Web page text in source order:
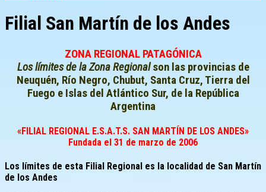
Filial San Martín de los Andes
ZONA REGIONAL PATAGÓNICA
Los límites de la Zona Regionalson las provincias de
Neuquén, Río Negro, Chubut, Santa Cruz, Tierra del
Fuego e Islas del Atlántico Sur, de la República
Argentina
«FILIAL REGIONAL E.S.A.T.S. SAN MARTÍN DE LOS ANDES»
Fundada el 31 de marzo de 2006
Los límites de esta Filial Regional es la localidad de San Martín
de los Andes